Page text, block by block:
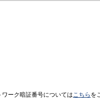
ーク暗証番号についてはこちら を